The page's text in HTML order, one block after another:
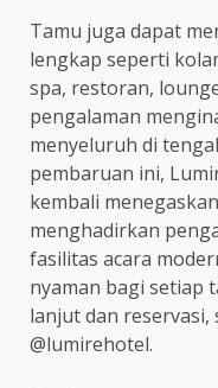
Tamu juga dapat
lengkap seperti
spa, restoran,
pengalaman
menyeluruh di
pembaruan ini,
kembali
menghadirkan
fasilitas acara
nyaman bagi setiap
lanjut dan
@lumirehotel.